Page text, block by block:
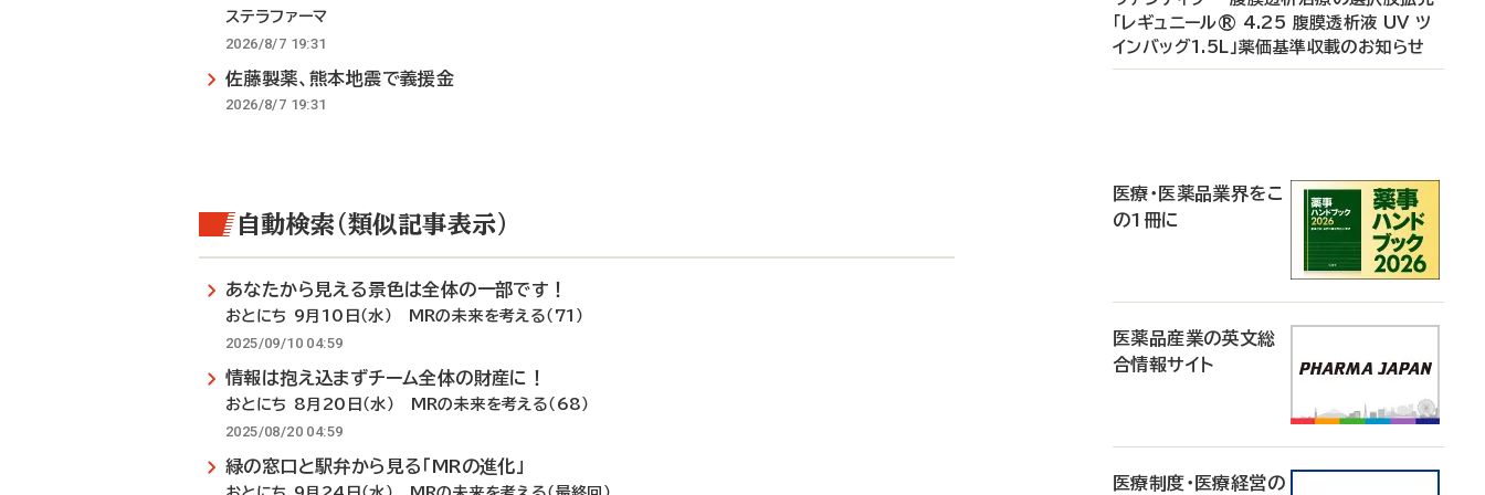
ステラファーマ
2026/8/7 19:31
佐藤製薬、熊本地震で義援金
2026/8/7 19:31
自動検索（類似記事表示）
あなたから見える景色は全体の一部です！
おとにち 9月10日（水） MRの未来を考える（71）
2025/09/10 04:59
情報は抱え込まずチーム全体の財産に！
おとにち 8月20日（水） MRの未来を考える（68）
2025/08/20 04:59
緑の窓口と駅弁から見る「MRの進化」
「レギュニール® 4.25 腹膜透析液 UV ツ
インバッグ1.5L」薬価基準収載のお知らせ
医療・医薬品業界をこ
の1冊に
医薬品産業の英文総
合情報サイト
医療制度・医療経営の